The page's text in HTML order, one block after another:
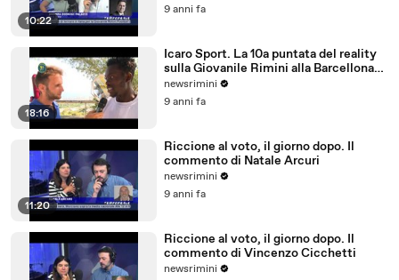
10:22
9 anni fa
18:16
Icaro Sport. La 10a puntata del reality
sulla Giovanile Rimini alla Barcellona
Professional Cup
newsrimini
9 anni fa
11:20
Riccione al voto, il giorno dopo. Il
commento di Natale Arcuri
newsrimini
9 anni fa
Riccione al voto, il giorno dopo. Il
commento di Vincenzo Cicchetti
newsrimini